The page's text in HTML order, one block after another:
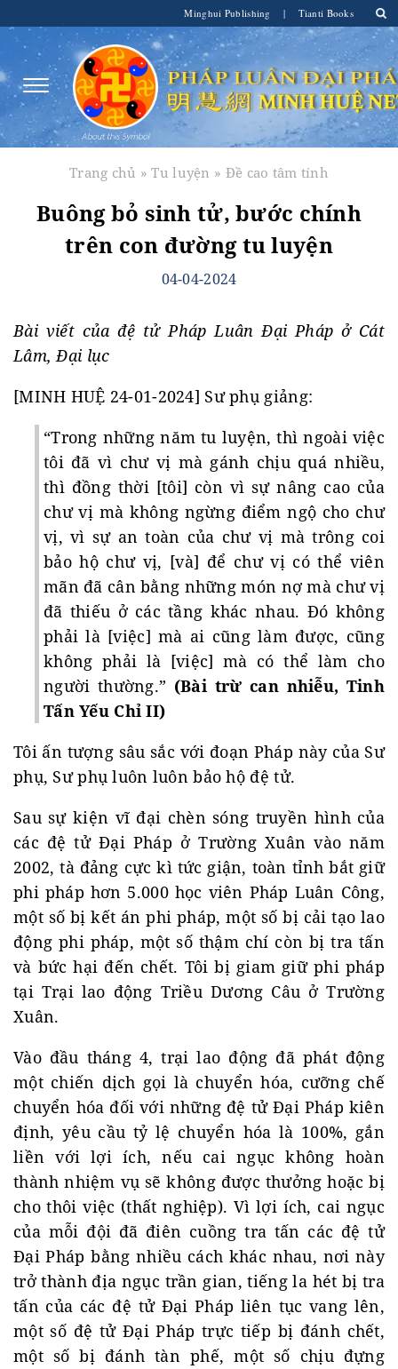
Minghui Publishing | Tianti Books
Trang chủ »Tu luyện » Đề cao tâm tính
Buông bỏ sinh tử, bước chính
trên con đường tu luyện
04-04-2024
Bài viết của đệ tử Pháp Luân Đại Pháp ở Cát
Lâm, Đại lục
[MINH HUỆ 24-01-2024] Sư phụ giảng:
“Trong những năm tu luyện, thì ngoài việc
tôi đã vì chư vị mà gánh chịu quá nhiều,
thì đồng thời [tôi] còn vì sự nâng cao của
chư vị mà không ngừng điểm ngộ cho chư
vị, vì sự an toàn của chư vị mà trông coi
bảo hộ chư vị, [và] để chư vị có thể viên
mãn đã cân bằng những món nợ mà chư vị
đã thiếu ở các tầng khác nhau. Đó không
phải là [việc] mà ai cũng làm được, cũng
không phải là [việc] mà có thể làm cho
người thường.” (Bài trừ can nhiễu, Tinh
Tấn Yếu Chỉ II)
Tôi ấn tượng sâu sắc với đoạn Pháp này của Sư
phụ, Sư phụ luôn luôn bảo hộ đệ tử.
Sau sự kiện vĩ đại chèn sóng truyền hình của
các đệ tử Đại Pháp ở Trường Xuân vào năm
2002, tà đảng cực kì tức giận, toàn tỉnh bắt giữ
phi pháp hơn 5.000 học viên Pháp Luân Công,
một số bị kết án phi pháp, một số bị cải tạo lao
động phi pháp, một số thậm chí còn bị tra tấn
và bức hại đến chết. Tôi bị giam giữ phi pháp
tại Trại lao động Triều Dương Câu ở Trường
Xuân.
Vào đầu tháng 4, trại lao động đã phát động
một chiến dịch gọi là chuyển hóa, cưỡng chế
chuyển hóa đối với những đệ tử Đại Pháp kiên
định, yêu cầu tỷ lệ chuyển hóa là 100%, gắn
liền với lợi ích, nếu cai ngục không hoàn
thành nhiệm vụ sẽ không được thưởng hoặc bị
cho thôi việc (thất nghiệp). Vì lợi ích, cai ngục
của mỗi đội đã điên cuồng tra tấn các đệ tử
Đại Pháp bằng nhiều cách khác nhau, nơi này
trở thành địa ngục trần gian, tiếng la hét bị tra
tấn của các đệ tử Đại Pháp liên tục vang lên,
một số đệ tử Đại Pháp trực tiếp bị đánh chết,
một số bị đánh tàn phế, một số chịu đựng